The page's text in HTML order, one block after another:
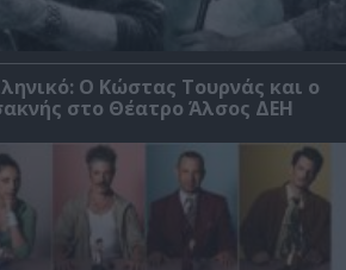
Ο Κώστας Τουρνάς και ο
στο Θέατρο Άλσος ΔΕΗ